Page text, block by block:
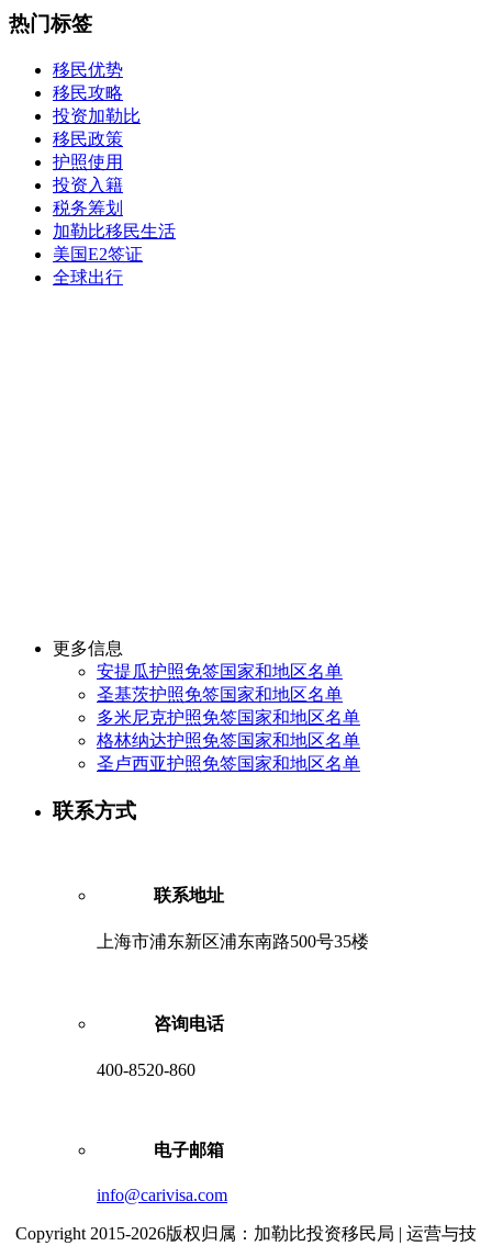
热门标签
移民优势
移民攻略
投资加勒比
移民政策
护照使用
投资入籍
税务筹划
加勒比移民生活
美国E2签证
全球出行
更多信息
安提瓜护照免签国家和地区名单
圣基茨护照免签国家和地区名单
多米尼克护照免签国家和地区名单
格林纳达护照免签国家和地区名单
圣卢西亚护照免签国家和地区名单
联系方式
联系地址
上海市浦东新区浦东南路500号35楼
咨询电话
400-8520-860
电子邮箱
info@carivisa.com
Copyright 2015-2026版权归属：加勒比投资移民局 | 运营与技